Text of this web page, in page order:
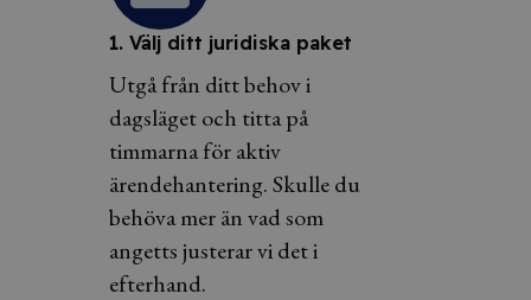
1. Välj ditt juridiska paket
Utgå från ditt behov i
dagsläget och titta på
timmarna för aktiv
ärendehantering. Skulle du
behöva mer än vad som
angetts justerar vi det i
efterhand.